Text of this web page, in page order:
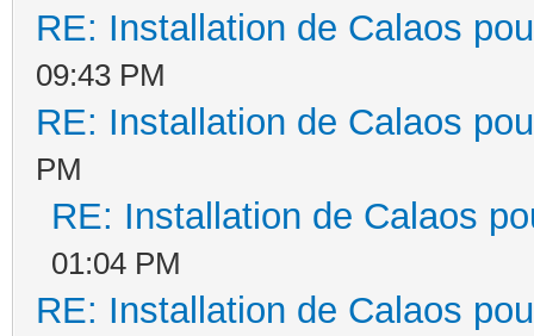
RE: Installation de Calaos
09:43 PM
RE: Installation de Calaos
PM
RE: Installation de Calaos
01:04 PM
RE: Installation de Calaos